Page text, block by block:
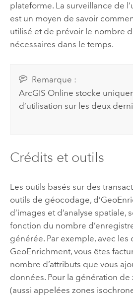
plateforme. La surveillance de
est un moyen de savoir
utilisé et de prévoir le nombre
nécessaires dans le temps.
Remarque :
ArcGIS Online stocke
d’utilisation sur les deux
Crédits et outils
Les outils basés sur des
outils de géocodage, d’
d’images et d’analyse spatiale,
fonction du nombre
générée. Par exemple, avec les
GeoEnrichment, vous êtes
nombre d’attributs que vous
données. Pour la génération
(aussi appelées zones